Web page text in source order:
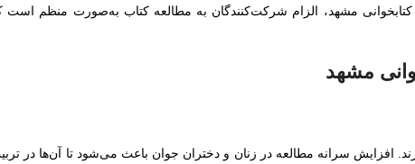
مشهد، الزام شرکت‌کنندگان به مطالعه کتاب به‌صورت منظم است
مشهد
افزایش سرانه مطالعه در زنان و دختران جوان باعث می‌شود تا آن‌ها در